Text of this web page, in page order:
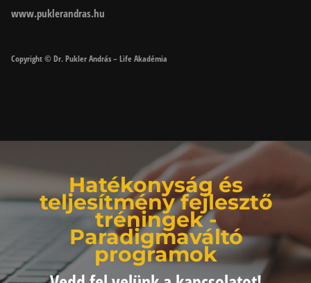
www.puklerandras.hu
Copyright © Dr. Pukler András – Life Akadémia
Hatékonyság és
teljesítmény fejlesztő
tréningek -
Paradigmaváltó
programok